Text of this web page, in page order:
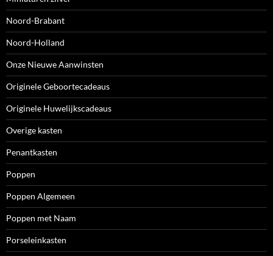
Noord-Brabant
Noord-Holland
Onze Nieuwe Aanwinsten
Originele Geboortecadeaus
Originele Huwelijkscadeaus
Overige kasten
Penantkasten
Poppen
Poppen Algemeen
Poppen met Naam
Porseleinkasten